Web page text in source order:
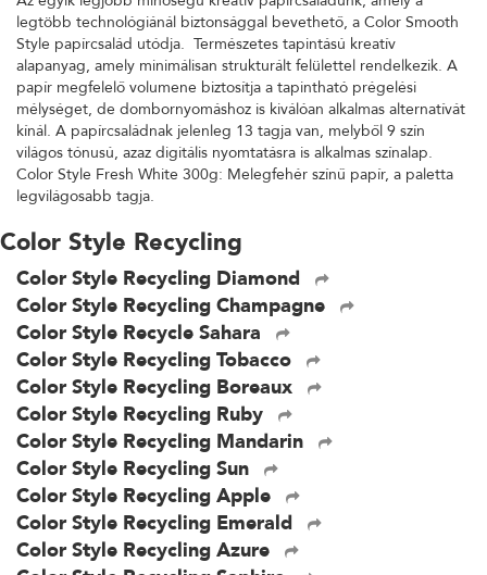
legtöbb technológiánál biztonsággal bevethető, a Color Smooth
Style papírcsalád utódja. Természetes tapintású kreatív
alapanyag, amely minimálisan strukturált felülettel rendelkezik. A
papír megfelelő volumene biztosítja a tapintható prégelési
mélységet, de dombornyomáshoz is kiválóan alkalmas alternatívát
kínál. A papírcsaládnak jelenleg 13 tagja van, melyből 9 szín
világos tónusú, azaz digitális nyomtatásra is alkalmas színalap.
Color Style Fresh White 300g: Melegfehér színű papír, a paletta
legvilágosabb tagja.
Color Style Recycling
Color Style Recycling Diamond
Color Style Recycling Champagne
Color Style Recycle Sahara
Color Style Recycling Tobacco
Color Style Recycling Boreaux
Color Style Recycling Ruby
Color Style Recycling Mandarin
Color Style Recycling Sun
Color Style Recycling Apple
Color Style Recycling Emerald
Color Style Recycling Azure